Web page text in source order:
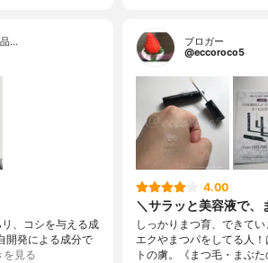
…
、コシを与える成
開発による成分で
を見る
ブロガー
@eccoroco5
4.00
＼サラッと美容液で、
しっかりまつ育、できて
エクやまつパをしてる人
トの虜。《まつ毛・まぶ